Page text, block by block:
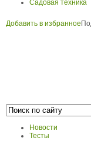
Садовая техника
Добавить в избранное
Новости
Тесты